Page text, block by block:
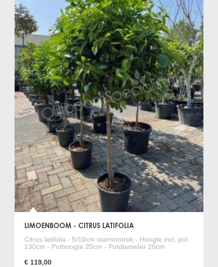
LIMOENBOOM - CITRUS LATIFOLIA
Citrus latifolia - 5/10cm stamomtrek - Hoogte incl. pot
130cm - Pothoogte 20cm - Potdiameter 20cm
€ 119,00